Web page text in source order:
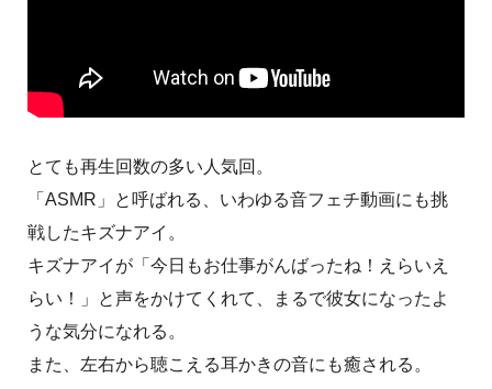
とても再生回数の多い人気回。
「ASMR」と呼ばれる、いわゆる音フェチ動画にも挑
戦したキズナアイ。
キズナアイが「今日もお仕事がんばったね！えらいえ
らい！」と声をかけてくれて、まるで彼女になったよ
うな気分になれる。
また、左右から聴こえる耳かきの音にも癒される。